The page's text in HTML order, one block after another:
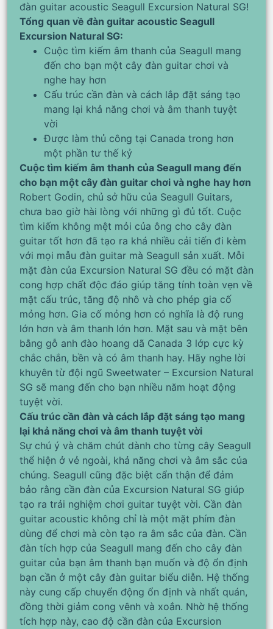
đàn guitar acoustic Seagull Excursion Natural SG!
Tổng quan về đàn guitar acoustic Seagull
Excursion Natural SG:
Cuộc tìm kiếm âm thanh của Seagull mang
đến cho bạn một cây đàn guitar chơi và
nghe hay hơn
Cấu trúc cần đàn và cách lắp đặt sáng tạo
mang lại khả năng chơi và âm thanh tuyệt
vời
Được làm thủ công tại Canada trong hơn
một phần tư thế kỷ
Cuộc tìm kiếm âm thanh của Seagull mang đến
cho bạn một cây đàn guitar chơi và nghe hay hơn
Robert Godin, chủ sở hữu của Seagull Guitars,
chưa bao giờ hài lòng với những gì đủ tốt. Cuộc
tìm kiếm không mệt mỏi của ông cho cây đàn
guitar tốt hơn đã tạo ra khá nhiều cải tiến đi kèm
với mọi mẫu đàn guitar mà Seagull sản xuất. Mỗi
mặt đàn của Excursion Natural SG đều có mặt đàn
cong hợp chất độc đáo giúp tăng tính toàn vẹn về
mặt cấu trúc, tăng độ nhô và cho phép gia cố
mỏng hơn. Gia cố mỏng hơn có nghĩa là độ rung
lớn hơn và âm thanh lớn hơn. Mặt sau và mặt bên
bằng gỗ anh đào hoang dã Canada 3 lớp cực kỳ
chắc chắn, bền và có âm thanh hay. Hãy nghe lời
khuyên từ đội ngũ Sweetwater – Excursion Natural
SG sẽ mang đến cho bạn nhiều năm hoạt động
tuyệt vời.
Cấu trúc cần đàn và cách lắp đặt sáng tạo mang
lại khả năng chơi và âm thanh tuyệt vời
Sự chú ý và chăm chút dành cho từng cây Seagull
thể hiện ở vẻ ngoài, khả năng chơi và âm sắc của
chúng. Seagull cũng đặc biệt cẩn thận để đảm
bảo rằng cần đàn của Excursion Natural SG giúp
tạo ra trải nghiệm chơi guitar tuyệt vời. Cần đàn
guitar acoustic không chỉ là một mặt phím đàn
dùng để chơi mà còn tạo ra âm sắc của đàn. Cần
đàn tích hợp của Seagull mang đến cho cây đàn
guitar của bạn âm thanh bạn muốn và độ ổn định
bạn cần ở một cây đàn guitar biểu diễn. Hệ thống
này cung cấp chuyển động ổn định và nhất quán,
đồng thời giảm cong vênh và xoắn. ​​Nhờ hệ thống
tích hợp này, cao độ cần đàn của Excursion